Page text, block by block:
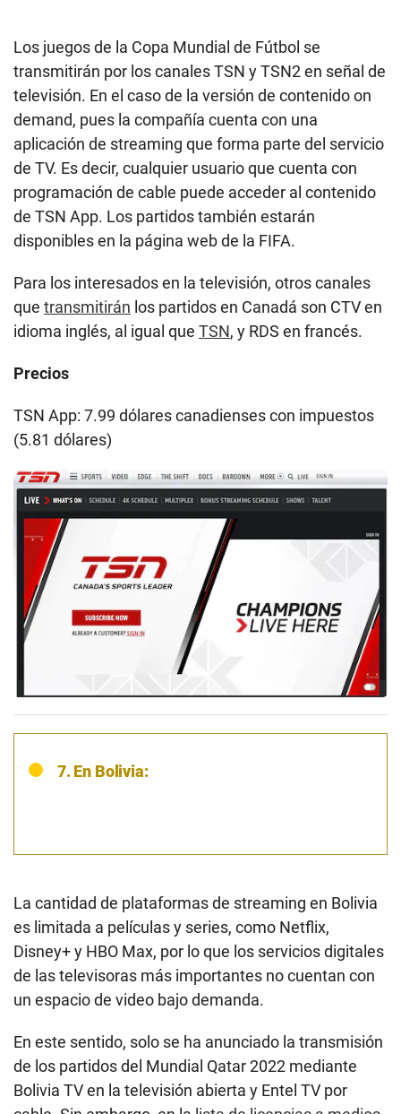
Los juegos de la Copa Mundial de Fútbol se
transmitirán por los canales TSN y TSN2 en señal de
televisión. En el caso de la versión de contenido on
demand, pues la compañía cuenta con una
aplicación de streaming que forma parte del servicio
de TV. Es decir, cualquier usuario que cuenta con
programación de cable puede acceder al contenido
de TSN App. Los partidos también estarán
disponibles en la página web de la FIFA.
Para los interesados en la televisión, otros canales
que transmitirán los partidos en Canadá son CTV en
idioma inglés, al igual que TSN, y RDS en francés.
Precios
TSN App: 7.99 dólares canadienses con impuestos
(5.81 dólares)
7. En Bolivia:
La cantidad de plataformas de streaming en Bolivia
es limitada a películas y series, como Netflix,
Disney+ y HBO Max, por lo que los servicios digitales
de las televisoras más importantes no cuentan con
un espacio de video bajo demanda.
En este sentido, solo se ha anunciado la transmisión
de los partidos del Mundial Qatar 2022 mediante
Bolivia TV en la televisión abierta y Entel TV por